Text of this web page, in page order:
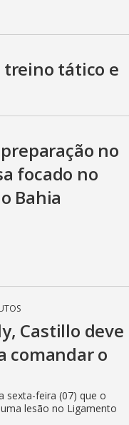
treino tático e
no
focado no
Bahia
Castillo deve
comandar o
sexta-feira (07) que o
lesão no Ligamento